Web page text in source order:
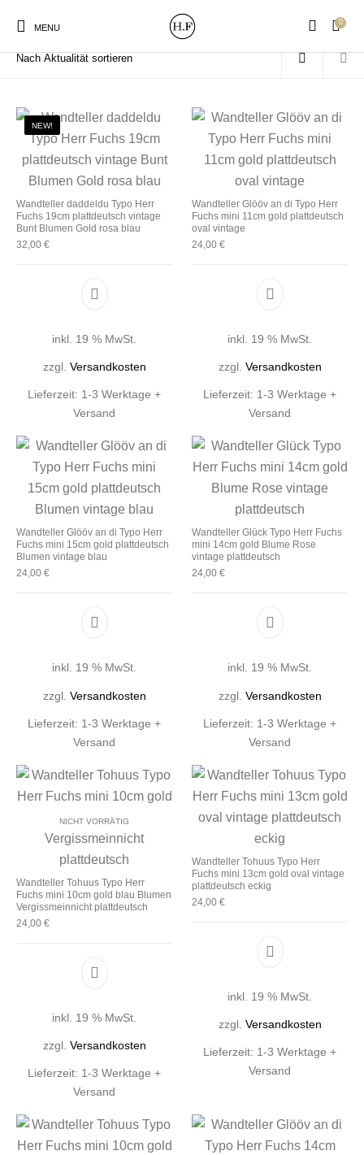
MENU
0
New Products On Sale! Wandteller Geschirrtücher
Gutscheine Kissen Magneten
Mützen / Beanies und
Start / Produkte verschlagwortet mit „platt“
NEW!
Wandteller daddeldu Typo Herr
Fuchs 19cm plattdeutsch vintage
Bunt Blumen Gold rosa blau
32,00 €
inkl. 19 % MwSt.
zzgl. Versandkosten
Lieferzeit: 1-3 Werktage +
Versand
Wandteller Glööv an di Typo Herr
Fuchs mini 11cm gold plattdeutsch
oval vintage
24,00 €
inkl. 19 % MwSt.
zzgl. Versandkosten
Lieferzeit: 1-3 Werktage +
Versand
Wandteller Glööv an di Typo Herr
Fuchs mini 15cm gold plattdeutsch
Blumen vintage blau
24,00 €
inkl. 19 % MwSt.
zzgl. Versandkosten
Lieferzeit: 1-3 Werktage +
Versand
Wandteller Glück Typo Herr Fuchs
mini 14cm gold Blume Rose
vintage plattdeutsch
24,00 €
inkl. 19 % MwSt.
zzgl. Versandkosten
Lieferzeit: 1-3 Werktage +
Versand
NICHT VORRÄTIG
Wandteller Tohuus Typo Herr
Fuchs mini 10cm gold blau Blumen
Vergissmeinnicht plattdeutsch
24,00 €
inkl. 19 % MwSt.
zzgl. Versandkosten
Lieferzeit: 1-3 Werktage +
Versand
Wandteller Tohuus Typo Herr
Fuchs mini 13cm gold oval vintage
plattdeutsch eckig
24,00 €
inkl. 19 % MwSt.
zzgl. Versandkosten
Lieferzeit: 1-3 Werktage +
Versand